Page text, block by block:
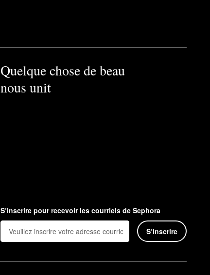
Quelque chose de beau
nous unit
S’inscrire pour recevoir les courriels de Sephora
S’inscrire